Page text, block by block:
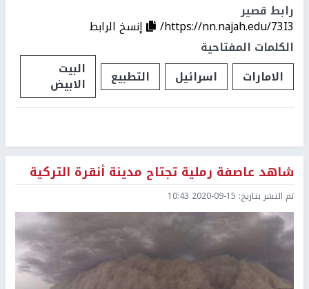
رابط قصير
https://nn.najah.edu/73I3/
إنسخ الرابط
الكلمات المفتاحية
الامارات
اسرائيل التطبيع البيت
الابيض
شاهد عاصفة رملية تجتاح مدينة أنقرة التركية
تم النشر بتاريخ: 2020-09-15 10:43